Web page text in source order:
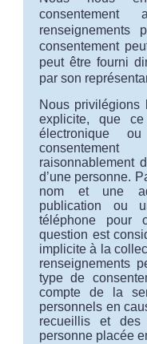
renseignements
consentement
peut être fourni
par son
Nous privilégions
explicite, que
électronique
raisonnablement
d’une personne.
nom et une
publication ou
téléphone pour
question est
implicite à la
renseignements
type de
compte de la
personnels en
recueillis et des
personne placée